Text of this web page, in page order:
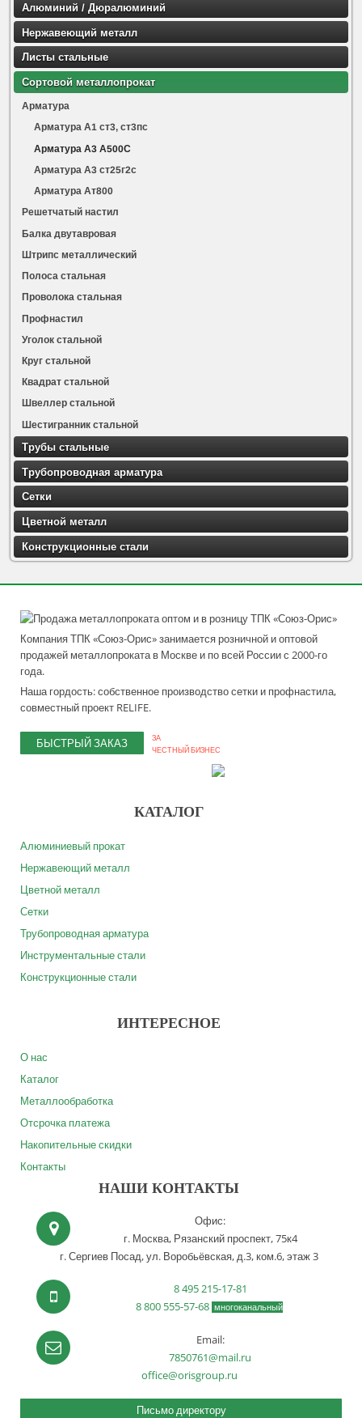
Алюминий / Дюралюминий
Нержавеющий металл
Листы стальные
Сортовой металлопрокат
Арматура
Арматура А1 ст3, ст3пс
Арматура А3 А500С
Арматура А3 ст25г2с
Арматура Ат800
Решетчатый настил
Балка двутавровая
Штрипс металлический
Полоса стальная
Проволока стальная
Профнастил
Уголок стальной
Круг стальной
Квадрат стальной
Швеллер стальной
Шестигранник стальной
Трубы стальные
Трубопроводная арматура
Сетки
Цветной металл
Конструкционные стали
Компания ТПК «Союз-Орис» занимается розничной и оптовой
продажей металлопроката в Москве и по всей России с 2000-го
года.
Наша гордость: собственное производство сетки и профнастила,
совместный проект RELIFE.
БЫСТРЫЙ ЗАКАЗ
ЗА
ЧЕСТНЫЙ БИЗНЕС
КАТАЛОГ
Алюминиевый прокат
Нержавеющий металл
Цветной металл
Сетки
Трубопроводная арматура
Инструментальные стали
Конструкционные стали
ИНТЕРЕСНОЕ
О нас
Каталог
Металлообработка
Отсрочка платежа
Накопительные скидки
Контакты
НАШИ КОНТАКТЫ
Офис:
г. Москва, Рязанский проспект, 75к4
г. Сергиев Посад,ул. Воробьёвская, д.3, ком.6, этаж 3
8 495 215-17-81
8 800 555-57-68 многоканальный
Email:
7850761@mail.ru
office@orisgroup.ru
Письмо директору